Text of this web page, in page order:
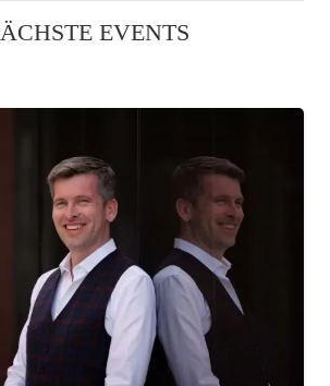
EVENTS